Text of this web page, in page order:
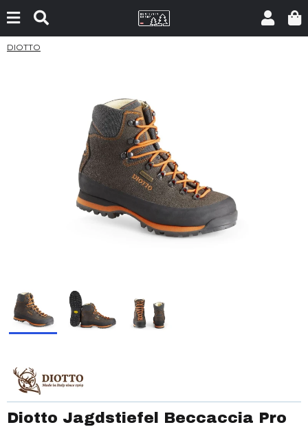
DIOTTO
Diotto Jagdstiefel Beccaccia Pro